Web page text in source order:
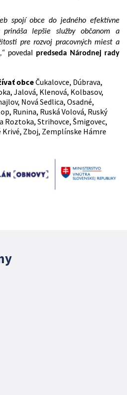
spojí obce do jedného efektívne
lepšie služby občanom a
pre rozvoj pracovných miest a
povedal predseda Národnej rady
obceČukalovce, Dúbrava,
Jalová, Klenová, Kolbasov,
Nová Sedlica, Osadné,
Runina, Ruská Volová, Ruský
Roztoka, Strihovce, Šmigovec,
Zboj, Zemplínske Hámre